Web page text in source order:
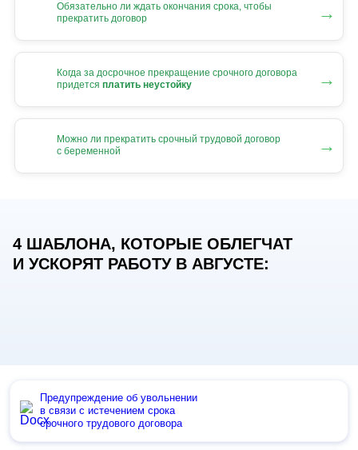
Обязательно ли ждать окончания срока, чтобы
прекратить договор
→
Когда за досрочное прекращение срочного договора
придется платить неустойку →
Можно ли прекратить срочный трудовой договор
с беременной
→
4 ШАБЛОНА, КОТОРЫЕ ОБЛЕГЧАТ
И УСКОРЯТ РАБОТУ В АВГУСТЕ:
Предупреждение об увольнении
в связи с истечением срока
срочного трудового договора